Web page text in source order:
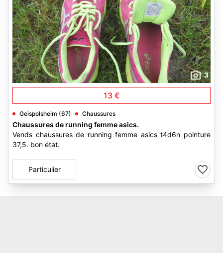
3
13 €
Geispolsheim (67) Chaussures
Chaussures de running femme asics.
Vends chaussures de running femme asics t4d6n pointure
37,5. bon état.
Particulier